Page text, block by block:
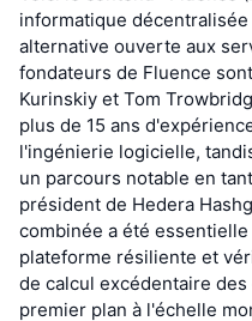
informatique
alternative ouverte aux
fondateurs de Fluence
Kurinskiy et Tom
plus de 15 ans
l'ingénierie logicielle,
un parcours notable en
président de Hedera
combinée a été
plateforme résiliente et
de calcul excédentaire
premier plan à l'échelle